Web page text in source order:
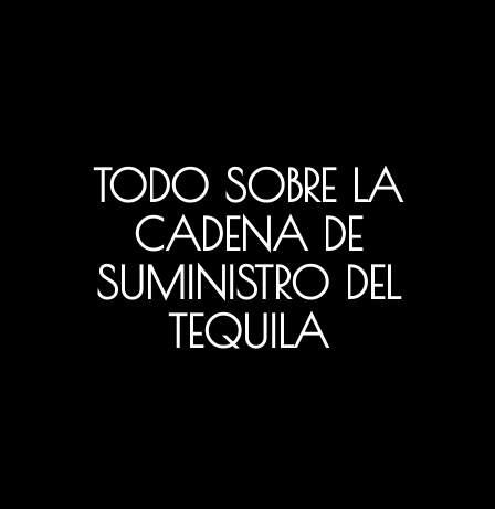
TODO SOBRE LA
CADENA DE
SUMINISTRO DEL
TEQUILA